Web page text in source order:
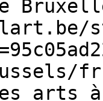
arts